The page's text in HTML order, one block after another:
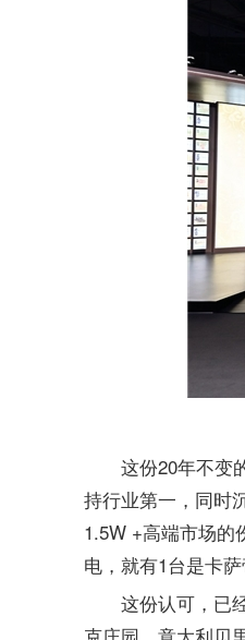
这份20年不变
持行业第一，同时
1.5W +高端市场的
电，就有1台是卡萨
这份认可，已